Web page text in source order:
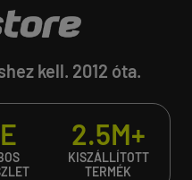
kell. 2012 óta.
2.5M+
KISZÁLLÍTOTT
TERMÉK